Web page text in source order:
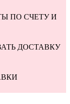
ПО СЧЕТУ И
ДОСТАВКУ